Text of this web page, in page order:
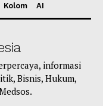
Kolom AI
informasi
Bisnis, Hukum,